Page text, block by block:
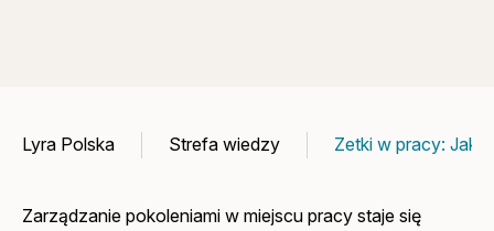
Lyra Polska Strefa wiedzy Zetki w pracy: Jak
Zarządzanie pokoleniami w miejscu pracy staje się